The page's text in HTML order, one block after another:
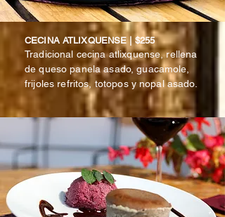
CECINA ATLIXQUENSE | $255
Tradicional cecina atlixquense, rellena
de queso panela asado, guacamole,
frijoles refritos, totopos y nopal asado.